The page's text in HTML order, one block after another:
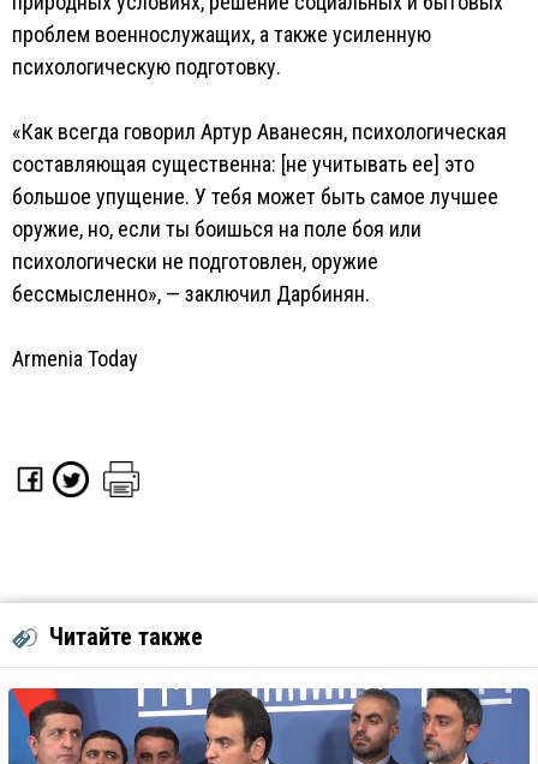
проблем военнослужащих, а также усиленную
психологическую подготовку.
«Как всегда говорил Артур Аванесян, психологическая
составляющая существенна: [не учитывать ее] это
большое упущение. У тебя может быть самое лучшее
оружие, но, если ты боишься на поле боя или
психологически не подготовлен, оружие
бессмысленно», — заключил Дарбинян.
Armenia Today
Читайте также